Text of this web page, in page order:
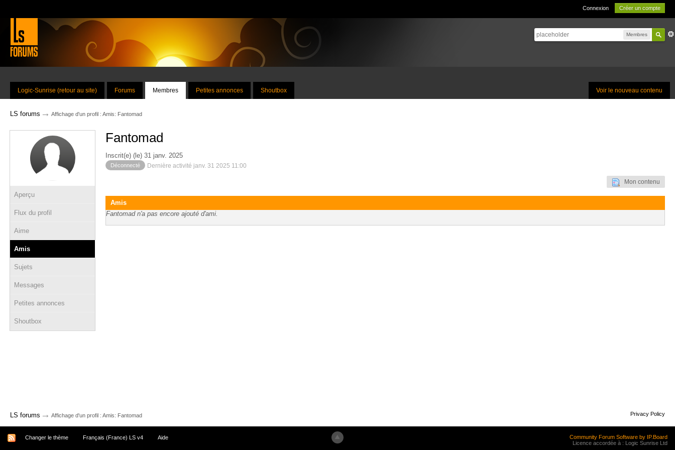
Connexion Créer un compte
Membres
Voir le nouveau contenu
Logic-Sunrise (retour au site) Forums Membres Petites annonces Shoutbox
LS forums → Affichage d'un profil : Amis: Fantomad
Aperçu
Flux du profil
Aime
Amis
Sujets
Messages
Petites annonces
Shoutbox
Fantomad
Inscrit(e) (le) 31 janv. 2025
Déconnecté Dernière activité janv. 31 2025 11:00
Mon contenu
Amis
Fantomad n'a pas encore ajouté d'ami.
LS forums → Affichage d'un profil : Amis: Fantomad Privacy Policy
Changer le thème Français (France) LS v4 Aide
Community Forum Software by IP.Board
Licence accordée à : Logic Sunrise Ltd